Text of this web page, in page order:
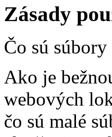
Zásady
Čo sú súbory
Ako je
webových
čo sú malé